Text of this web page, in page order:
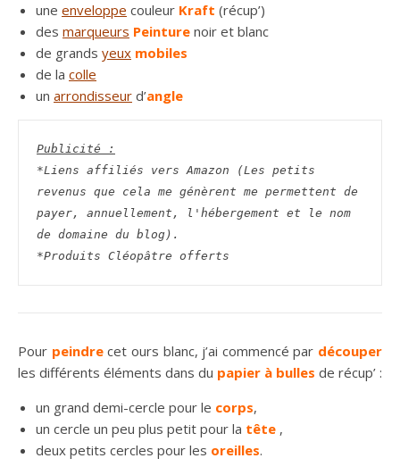
une enveloppe couleur Kraft (récup’)
des marqueurs Peinture noir et blanc
de grands yeux mobiles
de la colle
un arrondisseur d’angle
Publicité :
*Liens affiliés vers Amazon (Les petits
revenus que cela me génèrent me permettent de
payer, annuellement, l'hébergement et le nom
de domaine du blog).
*Produits Cléopâtre offerts
Pour peindrecet ours blanc, j’ai commencé par découper
les différents éléments dans du papier à bulles de récup’ :
un grand demi-cercle pour le corps,
un cercle un peu plus petit pour la tête ,
deux petits cercles pour les oreilles.